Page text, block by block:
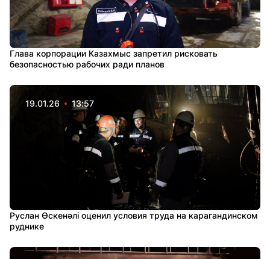
Глава корпорации Казахмыс запретил рисковать
безопасностью рабочих ради планов
19.01.26 13:57
Руслан Өскенәлі оценил условия труда на карагандинском
руднике